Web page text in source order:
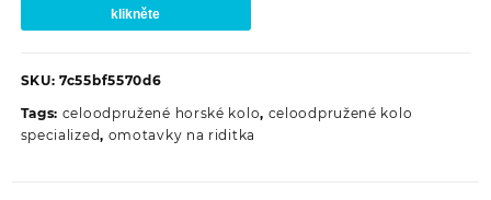
klikněte
SKU: 7c55bf5570d6
Tags: celoodpružené horské kolo, celoodpružené kolo
specialized, omotavky na riditka